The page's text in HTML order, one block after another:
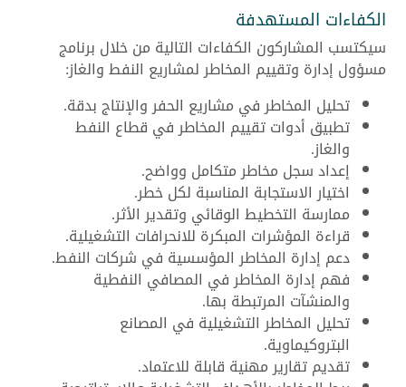
الكفاءات المستهدفة
سيكتسب المشاركون الكفاءات التالية من خلال برنامج
مسؤول إدارة وتقييم المخاطر لمشاريع النفط والغاز:
تحليل المخاطر في مشاريع الحفر والإنتاج بدقة.
تطبيق أدوات تقييم المخاطر في قطاع النفط
والغاز.
إعداد سجل مخاطر متكامل وواضح.
اختيار الاستجابة المناسبة لكل خطر.
ممارسة التخطيط الوقائي وتقدير الأثر.
قراءة المؤشرات المبكرة للانحرافات التشغيلية.
دعم إدارة المخاطر المؤسسية في شركات النفط.
فهم إدارة المخاطر في المصافي النفطية
والمنشآت المرتبطة بها.
تحليل المخاطر التشغيلية في المصانع
البتروكيماوية.
تقديم تقارير مهنية قابلة للاعتماد.